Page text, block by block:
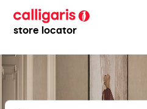
store locator